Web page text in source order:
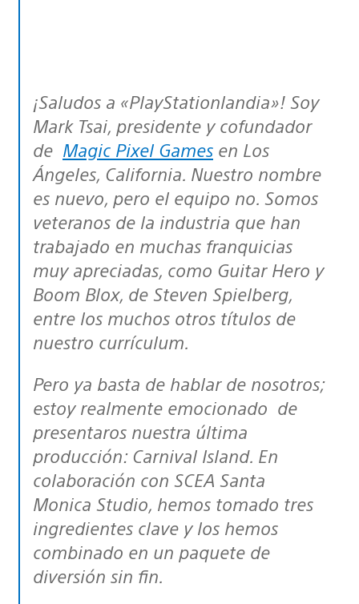
¡Saludos a «PlayStationlandia»! Soy
Mark Tsai, presidente y cofundador
de Magic Pixel Games en Los
Ángeles, California. Nuestro nombre
es nuevo, pero el equipo no. Somos
veteranos de la industria que han
trabajado en muchas franquicias
muy apreciadas, como Guitar Hero y
Boom Blox, de Steven Spielberg,
entre los muchos otros títulos de
nuestro currículum.
Pero ya basta de hablar de nosotros;
estoy realmente emocionado de
presentaros nuestra última
producción: Carnival Island. En
colaboración con SCEA Santa
Monica Studio, hemos tomado tres
ingredientes clave y los hemos
combinado en un paquete de
diversión sin fin.